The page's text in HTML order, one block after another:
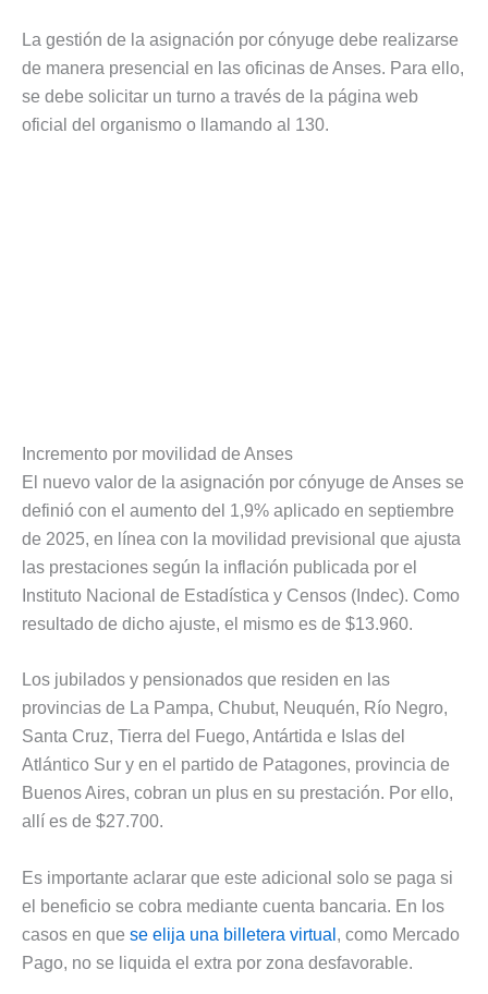
La gestión de la asignación por cónyuge debe realizarse
de manera presencial en las oficinas de Anses. Para ello,
se debe solicitar un turno a través de la página web
oficial del organismo o llamando al 130.
Incremento por movilidad de Anses
El nuevo valor de la asignación por cónyuge de Anses se
definió con el aumento del 1,9% aplicado en septiembre
de 2025, en línea con la movilidad previsional que ajusta
las prestaciones según la inflación publicada por el
Instituto Nacional de Estadística y Censos (Indec). Como
resultado de dicho ajuste, el mismo es de $13.960.
Los jubilados y pensionados que residen en las
provincias de La Pampa, Chubut, Neuquén, Río Negro,
Santa Cruz, Tierra del Fuego, Antártida e Islas del
Atlántico Sur y en el partido de Patagones, provincia de
Buenos Aires, cobran un plus en su prestación. Por ello,
allí es de $27.700.
Es importante aclarar que este adicional solo se paga si
el beneficio se cobra mediante cuenta bancaria. En los
casos en que se elija una billetera virtual , como Mercado
Pago, no se liquida el extra por zona desfavorable.